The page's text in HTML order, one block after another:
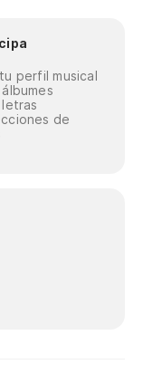
perfil musical
letras
de